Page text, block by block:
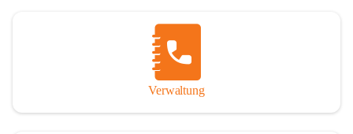
Verwaltung